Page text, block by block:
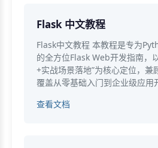
Flask 中文教程
Flask中文教程 本教程是专为
的全方位Flask Web开发指南，
+实战场景落地”为核心定位，兼
覆盖从零基础入门到企业级应用
查看文档